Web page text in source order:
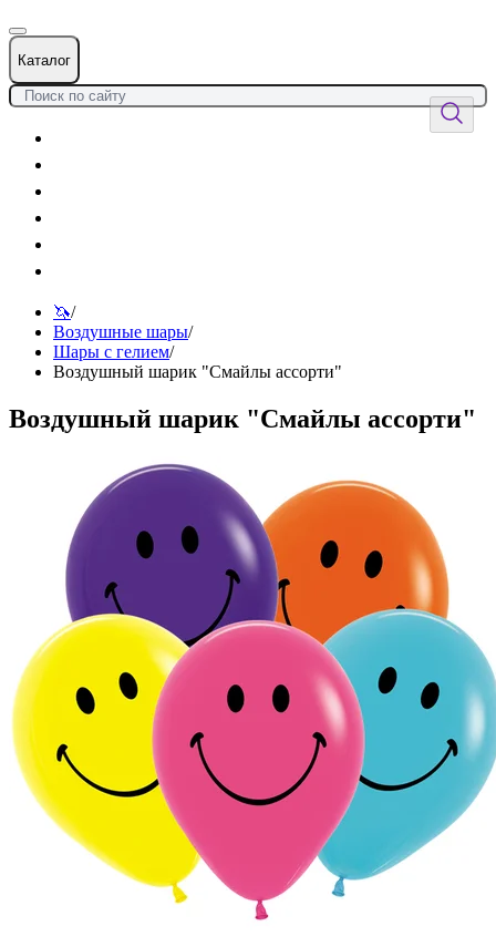
Каталог
🦄/
Воздушные шары/
Шары с гелием/
Воздушный шарик "Смайлы ассорти"
Воздушный шарик "Смайлы ассорти"